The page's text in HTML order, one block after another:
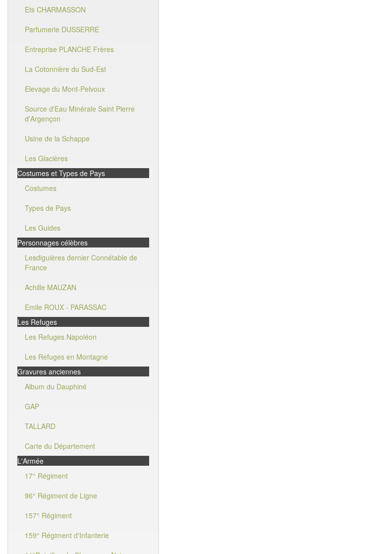
Ets CHARMASSON
Parfumerie DUSSERRE
Entreprise PLANCHE Frères
La Cotonnière du Sud-Est
Elevage du Mont-Pelvoux
Source d'Eau Minérale Saint Pierre
d'Argençon
Usine de la Schappe
Les Glacières
Costumes et Types de Pays
Costumes
Types de Pays
Les Guides
Personnages célèbres
Lesdiguières dernier Connétable de
France
Achille MAUZAN
Emile ROUX - PARASSAC
Les Refuges
Les Refuges Napoléon
Les Refuges en Montagne
Gravures anciennes
Album du Dauphiné
GAP
TALLARD
Carte du Département
L'Armée
17° Régiment
96° Régiment de Ligne
157° Régiment
159° Régiment d'Infanterie